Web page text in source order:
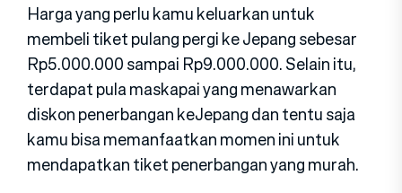
Harga yang perlu kamu keluarkan untuk
membeli tiket pulang pergi ke Jepang sebesar
Rp5.000.000 sampai Rp9.000.000. Selain itu,
terdapat pula maskapai yang menawarkan
diskon penerbangan keJepang dan tentu saja
kamu bisa memanfaatkan momen ini untuk
mendapatkan tiket penerbangan yang murah.